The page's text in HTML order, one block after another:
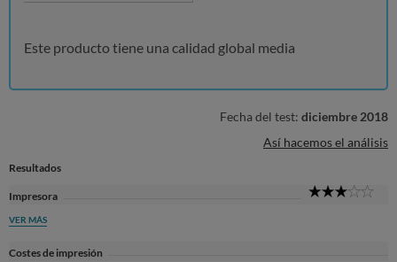
Este producto tiene una calidad global media
Fecha del test: diciembre 2018
Así hacemos el análisis
Resultados
Impresora
VER MÁS
Costes de impresión